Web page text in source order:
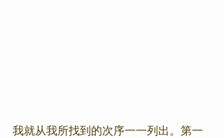
我就从我所找到的次序一一列出。第一